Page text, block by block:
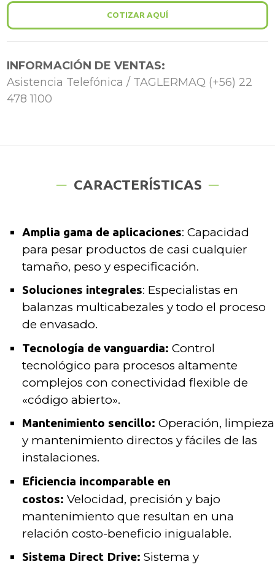
COTIZAR AQUÍ
INFORMACIÓN DE VENTAS:
Asistencia Telefónica / TAGLERMAQ (+56) 22
478 1100
CARACTERÍSTICAS
Amplia gama de aplicaciones: Capacidad
para pesar productos de casi cualquier
tamaño, peso y especificación.
Soluciones integrales: Especialistas en
balanzas multicabezales y todo el proceso
de envasado.
Tecnología de vanguardia: Control
tecnológico para procesos altamente
complejos con conectividad flexible de
«código abierto».
Mantenimiento sencillo: Operación, limpieza
y mantenimiento directos y fáciles de las
instalaciones.
Eficiencia incomparable en
costos: Velocidad, precisión y bajo
mantenimiento que resultan en una
relación costo-beneficio inigualable.
Sistema Direct Drive: Sistema y